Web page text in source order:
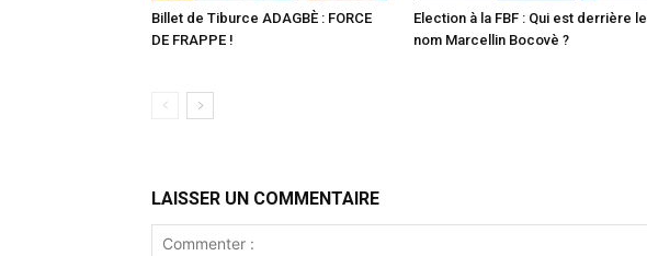
Billet de Tiburce ADAGBÈ : FORCE
DE FRAPPE !
Election à la FBF : Qui est derrière le
nom Marcellin Bocovè ?
LAISSER UN COMMENTAIRE